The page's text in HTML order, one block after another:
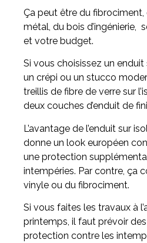
Ça peut être du fibrociment,
métal, du bois d’ingénierie,
et votre budget.
Si vous choisissez un
un crépi ou un stucco
treillis de fibre de verre sur
deux couches d’enduit de
L’avantage de l’enduit sur
donne un look européen
une protection
intempéries. Par contre, ça
vinyle ou du fibrociment.
Si vous faites les travaux à
printemps, il faut prévoir
protection contre les